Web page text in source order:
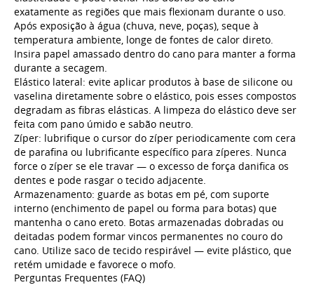
exatamente as regiões que mais flexionam durante o uso.
Após exposição à água (chuva, neve, poças), seque à
temperatura ambiente, longe de fontes de calor direto.
Insira papel amassado dentro do cano para manter a forma
durante a secagem.
Elástico lateral: evite aplicar produtos à base de silicone ou
vaselina diretamente sobre o elástico, pois esses compostos
degradam as fibras elásticas. A limpeza do elástico deve ser
feita com pano úmido e sabão neutro.
Zíper: lubrifique o cursor do zíper periodicamente com cera
de parafina ou lubrificante específico para zíperes. Nunca
force o zíper se ele travar — o excesso de força danifica os
dentes e pode rasgar o tecido adjacente.
Armazenamento: guarde as botas em pé, com suporte
interno (enchimento de papel ou forma para botas) que
mantenha o cano ereto. Botas armazenadas dobradas ou
deitadas podem formar vincos permanentes no couro do
cano. Utilize saco de tecido respirável — evite plástico, que
retém umidade e favorece o mofo.
Perguntas Frequentes (FAQ)